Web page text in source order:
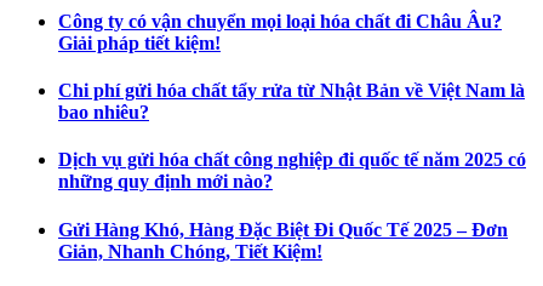
Công ty có vận chuyển mọi loại hóa chất đi Châu Âu?
Giải pháp tiết kiệm!
Chi phí gửi hóa chất tẩy rửa từ Nhật Bản về Việt Nam là
bao nhiêu?
Dịch vụ gửi hóa chất công nghiệp đi quốc tế năm 2025 có
những quy định mới nào?
Gửi Hàng Khó, Hàng Đặc Biệt Đi Quốc Tế 2025 – Đơn
Giản, Nhanh Chóng, Tiết Kiệm!